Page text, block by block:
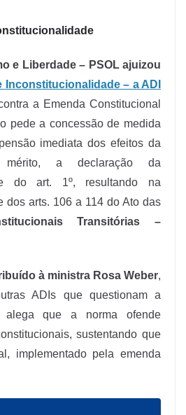
e Liberdade – PSOL ajuizou
Inconstitucionalidade – a ADI
a Emenda Constitucional
pede a concessão de medida
imediata dos efeitos da
a declaração da
do art. 1º, resultando na
dos arts. 106 a 114 do Ato das
Transitórias –
à ministra Rosa Weber,
ADIs que questionam a
alega que a norma ofende
sustentando que
implementado pela emenda